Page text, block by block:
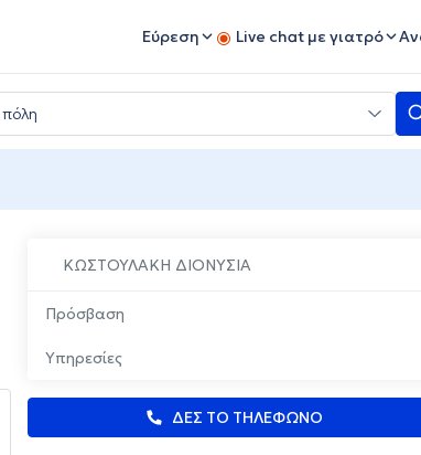
Εύρεση Live chat με γιατρό
ΚΩΣΤΟΥΛΑΚΗ ΔΙΟΝΥΣΙΑ
Πρόσβαση
Υπηρεσίες
ΔΕΣ ΤΟ ΤΗΛΕΦΩΝΟ